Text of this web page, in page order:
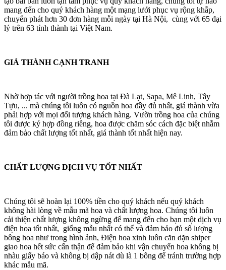
mang đến cho quý khách hàng một mạng lưới phục vụ rộng khắp,
chuyển phát hơn 30 đơn hàng mỗi ngày tại Hà Nội, cùng với 65 đại
lý trên 63 tỉnh thành tại Việt Nam.
GIÁ THÀNH CẠNH TRANH
Nhờ hợp tác với người trồng hoa tại Đà Lạt, Sapa, Mê Linh, Tây
Tựu, ... mà chúng tôi luôn có nguồn hoa đầy đủ nhất, giá thành vừa
phải hợp với mọi đối tượng khách hàng. Vườn trồng hoa của chúng
tôi được ký hợp đồng riêng, hoa được chăm sóc cách đặc biệt nhằm
đảm bảo chất lượng tốt nhất, giá thành tốt nhất hiện nay.
CHẤT LƯỢNG DỊCH VỤ TỐT NHẤT
Chúng tôi sẽ hoàn lại 100% tiền cho quý khách nếu quý khách
không hài lòng về mẫu mã hoa và chất lượng hoa. Chúng tôi luôn
cải thiện chất lượng không ngừng để mang đến cho bạn một dịch vụ
điện hoa tốt nhất, giống mẫu nhất có thể và đảm bảo đủ số lượng
bông hoa như trong hình ảnh, Điện hoa xinh luôn căn dặn shiper
giao hoa hết sức cẩn thận để đảm bảo khi vận chuyển hoa không bị
nhàu giấy báo và không bị dập nát dù là 1 bông để tránh trường hợp
khác mẫu mã.